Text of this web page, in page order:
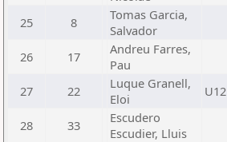
25 8
Tomas Garcia,
Salvador
26 17
Andreu Farres,
Pau
27 22
Luque Granell,
Eloi
U12
28 33
Escudero
Escudier, Lluis